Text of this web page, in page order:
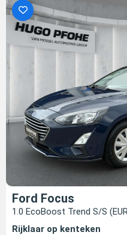
Ford Focus
1.0 EcoBoost Trend S/S
Rijklaar op kenteken